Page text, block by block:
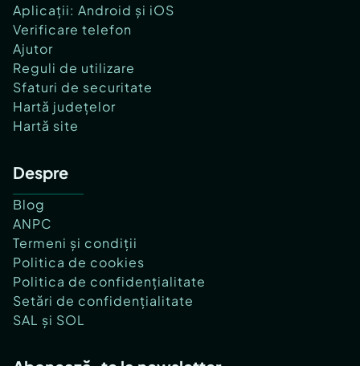
Aplicații: Android și iOS
Verificare telefon
Ajutor
Reguli de utilizare
Sfaturi de securitate
Hartă județelor
Hartă site
Despre
Blog
ANPC
Termeni și condiții
Politica de cookies
Politica de confidențialitate
Setări de confidențialitate
SAL și SOL